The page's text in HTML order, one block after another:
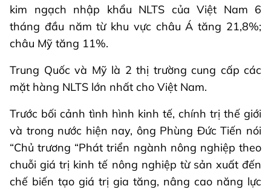
kim ngạch nhập khẩu NLTS của Việt Nam 6
tháng đầu năm từ khu vực châu Á tăng 21,8%;
châu Mỹ tăng 11%.
Trung Quốc và Mỹ là 2 thị trường cung cấp các
mặt hàng NLTS lớn nhất cho Việt Nam.
Trước bối cảnh tình hình kinh tế, chính trị thế giới
và trong nước hiện nay, ông Phùng Đức Tiến nói
“Chủ trương “Phát triển ngành nông nghiệp theo
chuỗi giá trị kinh tế nông nghiệp từ sản xuất đến
chế biến tạo giá trị gia tăng, nâng cao năng lực